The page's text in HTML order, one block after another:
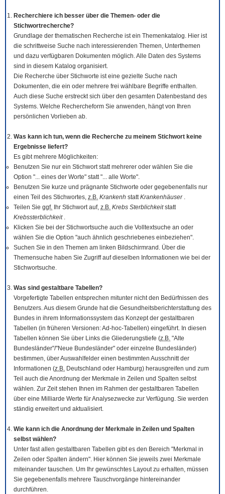
Recherchiere ich besser über die Themen- oder die
Stichwortrecherche?
Grundlage der thematischen Recherche ist ein Themenkatalog. Hier ist
die schrittweise Suche nach interessierenden Themen, Unterthemen
und dazu verfügbaren Dokumenten möglich. Alle Daten des Systems
sind in diesem Katalog organisiert.
Die Recherche über Stichworte ist eine gezielte Suche nach
Dokumenten, die ein oder mehrere frei wählbare Begriffe enthalten.
Auch diese Suche erstreckt sich über den gesamten Datenbestand des
Systems. Welche Rechercheform Sie anwenden, hängt von Ihren
persönlichen Vorlieben ab.
Was kann ich tun, wenn die Recherche zu meinem Stichwort keine
Ergebnisse liefert?
Es gibt mehrere Möglichkeiten:
Benutzen Sie nur ein Stichwort statt mehrerer oder wählen Sie die
Option "... eines der Worte" statt "... alle Worte".
Benutzen Sie kurze und prägnante Stichworte oder gegebenenfalls nur
einen Teil des Stichwortes, z.B. Krankenh stattKrankenhäuser .
Teilen Sie ggf. Ihr Stichwort auf, z.B. Krebs Sterblichkeitstatt
Krebssterblichkeit .
Klicken Sie bei der Stichwortsuche auch die Volltextsuche an oder
wählen Sie die Option "auch ähnlich geschriebenes einbeziehen".
Suchen Sie in den Themen am linken Bildschirmrand. Über die
Themensuche haben Sie Zugriff auf dieselben Informationen wie bei der
Stichwortsuche.
Was sind gestaltbare Tabellen?
Vorgefertigte Tabellen entsprechen mitunter nicht den Bedürfnissen des
Benutzers. Aus diesem Grunde hat die Gesundheitsberichterstattung des
Bundes in ihrem Informationssystem das Konzept der gestaltbaren
Tabellen (in früheren Versionen: Ad-hoc-Tabellen) eingeführt. In diesen
Tabellen können Sie über Links die Gliederungstiefe (z.B. "Alte
Bundesländer"/"Neue Bundesländer" oder einzelne Bundesländer)
bestimmen, über Auswahlfelder einen bestimmten Ausschnitt der
Informationen (z.B. Deutschland oder Hamburg) herausgreifen und zum
Teil auch die Anordnung der Merkmale in Zeilen und Spalten selbst
wählen. Zur Zeit stehen Ihnen im Rahmen der gestaltbaren Tabellen
über eine Milliarde Werte für Analysezwecke zur Verfügung. Sie werden
ständig erweitert und aktualisiert.
Wie kann ich die Anordnung der Merkmale in Zeilen und Spalten
selbst wählen?
Unter fast allen gestaltbaren Tabellen gibt es den Bereich "Merkmal in
Zeilen oder Spalten ändern". Hier können Sie jeweils zwei Merkmale
miteinander tauschen. Um Ihr gewünschtes Layout zu erhalten, müssen
Sie gegebenenfalls mehrere Tauschvorgänge hintereinander
durchführen.